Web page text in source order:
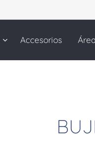
Accesorios